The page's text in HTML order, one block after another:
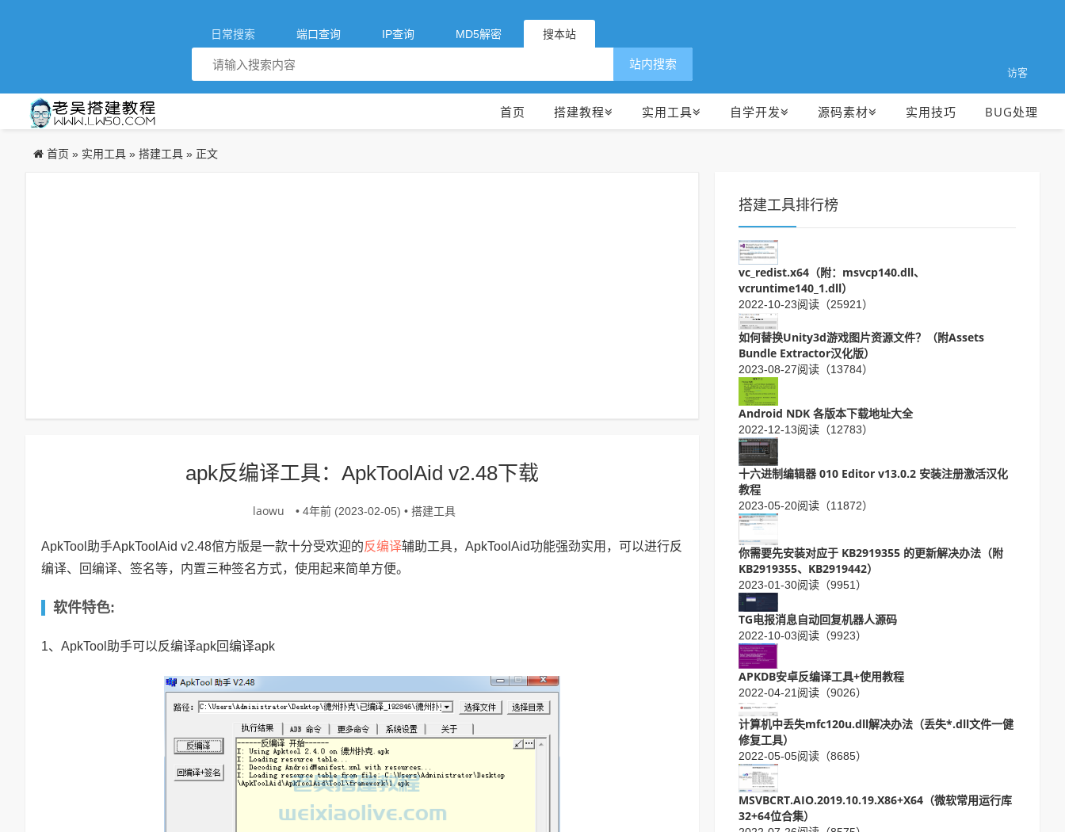
日常搜索 端口查询 IP查询 MD5解密 搜本站
访客
站内搜索
首页 搭建教程 实用工具 自学开发 源码素材 实用技巧 BUG处理
首页 » 实用工具 » 搭建工具 » 正文
apk反编译工具：ApkToolAid v2.48下载
laowu • 4年前 (2023-02-05) • 搭建工具
ApkTool助手ApkToolAid v2.48倌方版是一款十分受欢迎的反编译辅助工具，ApkToolAid功能强劲实用，可以进行反
编译、回编译、签名等，内置三种签名方式，使用起来简单方便。
软件特色:
1、ApkTool助手可以反编译apk回编译apk
搭建工具排行榜
vc_redist.x64（附：msvcp140.dll、
vcruntime140_1.dll）
2022-10-23阅读（25921）
如何替换Unity3d游戏图片资源文件？（附Assets
Bundle Extractor汉化版）
2023-08-27阅读（13784）
Android NDK 各版本下载地址大全
2022-12-13阅读（12783）
十六进制编辑器 010 Editor v13.0.2 安装注册激活汉化
教程
2023-05-20阅读（11872）
你需要先安装对应于 KB2919355 的更新解决办法（附
KB2919355、KB2919442）
2023-01-30阅读（9951）
TG电报消息自动回复机器人源码
2022-10-03阅读（9923）
APKDB安卓反编译工具+使用教程
2022-04-21 阅读（9026）
计算机中丢失mfc120u.dll解决办法（丢失*.dll文件一健
修复工具）
2022-05-05阅读（8685）
MSVBCRT.AIO.2019.10.19.X86+X64（微软常用运行库
32+64位合集）